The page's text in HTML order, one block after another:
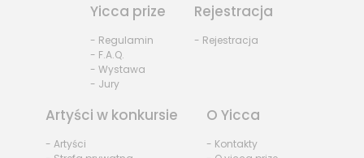
Yicca prize
- Regulamin
- F.A.Q.
- Wystawa
- Jury
Rejestracja
- Rejestracja
Artyści w konkursie
- Artyści
O Yicca
- Kontakty